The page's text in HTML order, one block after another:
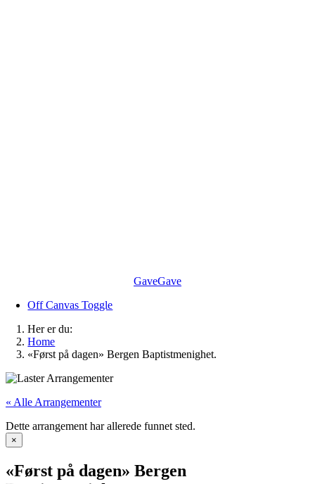
GaveGave
Off Canvas Toggle
Her er du:
Home
«Først på dagen» Bergen Baptistmenighet.
« Alle Arrangementer
Dette arrangement har allerede funnet sted.
×
«Først på dagen» Bergen